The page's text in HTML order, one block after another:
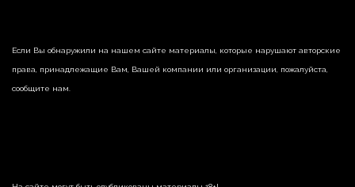
Если Вы обнаружили на нашем сайте материалы, которые нарушают авторские
права, принадлежащие Вам, Вашей компании или организации, пожалуйста,
сообщите нам.